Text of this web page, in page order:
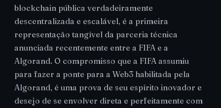
blockchain pública verdadeiramente
descentralizada e escalável, é a primeira
representação tangível da parceria técnica
anunciada recentemente entre a FIFA e a
Algorand. O compromisso que a FIFA assumiu
para fazer a ponte para a Web3 habilitada pela
Algorand, é uma prova de seu espírito inovador e
desejo de se envolver direta e perfeitamente com